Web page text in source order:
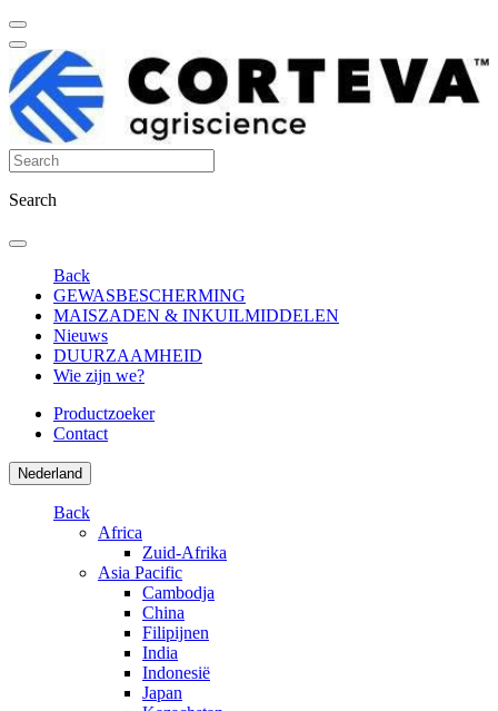
Search
Back
GEWASBESCHERMING
MAISZADEN & INKUILMIDDELEN
Nieuws
DUURZAAMHEID
Wie zijn we?
Productzoeker
Contact
Nederland
Back
Africa
Zuid-Afrika
Asia Pacific
Cambodja
China
Filipijnen
India
Indonesië
Japan